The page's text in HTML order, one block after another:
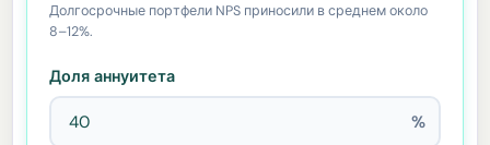
Долгосрочные портфели NPS приносили в среднем около
8–12%.
Доля аннуитета
%